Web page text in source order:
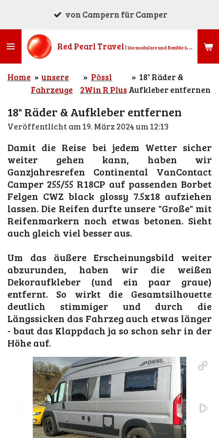
springen
Red Pearl Travel |Die modulare und flexible Stauraumlösung für alle (Micro)Camper, Kombis, Vans, Geländewagen, Busse, Transporter, Kastenwagen und Pickups.
von Campern für Camper
Home » unsere
Fahrzeuge
» Pössl
2Win R Plus
» 18" Räder &
Aufkleber entfernen
18" Räder & Aufkleber entfernen
Veröffentlicht am 19. März 2024 um 12:13
Damit die Reise bei jedem Wetter sicher
weiter gehen kann, haben wir
Ganzjahresrefen Continental VanContact
Camper 255/55 R18CP auf passenden Borbet
Felgen CWZ black glossy 7.5x18 aufziehen
lassen. Die Reifen durfte unsere "Große" mit
Reifenmarkern noch etwas betonen. Sieht
auch gleich viel besser aus.
Um das äußere Erscheinungsbild weiter
abzurunden, haben wir die weißen
Dekoraufkleber (und ein paar graue)
entfernt. So wirkt die Gesamtsilhouette
deutlich stimmiger und durch die
Längssicken das Fahrzeg auch etwas länger
- baut das Klappdach ja so schon sehr in der
Höhe auf.